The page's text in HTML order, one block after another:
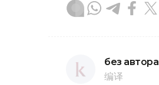
без автора
编译